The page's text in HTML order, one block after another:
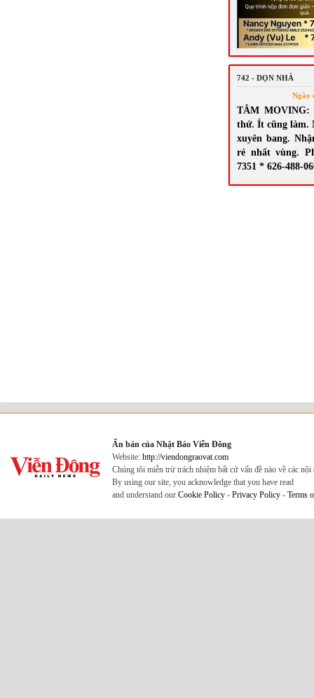
742 - DỌN NHÀ
Ngày
TÂM MOVING:
thứ. Ít cũng làm.
xuyên bang.
rẻ nhất vùng.
7351 * 626-488-
Ấn bản của Nhật Báo Viễn Đông
Website: http://viendongraovat.com
Chúng tôi miễn trừ trách nhiệm bất cứ vấn đề nào về các
By using our site, you acknowledge that you have read
and understand our Cookie Policy - Privacy Policy - Terms